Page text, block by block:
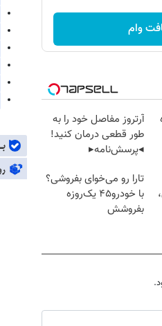
وام
آرتروز مفاصل خود را به
طور قطعی درمان کنید!
◂پرسش‌نامه▸
تارا رو می‌خوای بفروشی؟
با خودرو۴۵ یک‌روزه
بفروشش